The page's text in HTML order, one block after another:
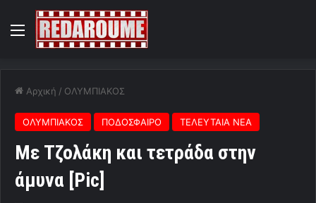
Menu
Αρχική / ΟΛΥΜΠΙΑΚΟΣ
ΟΛΥΜΠΙΑΚΟΣ ΠΟΔΟΣΦΑΙΡΟ ΤΕΛΕΥΤΑΙΑ ΝΕΑ
Με Τζολάκη και τετράδα στην
άμυνα [Pic]